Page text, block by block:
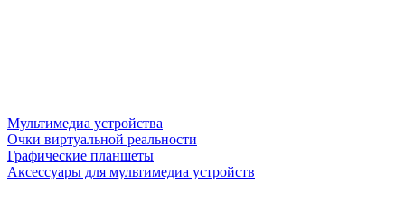
Мультимедиа устройства
Очки виртуальной реальности
Графические планшеты
Аксессуары для мультимедиа устройств